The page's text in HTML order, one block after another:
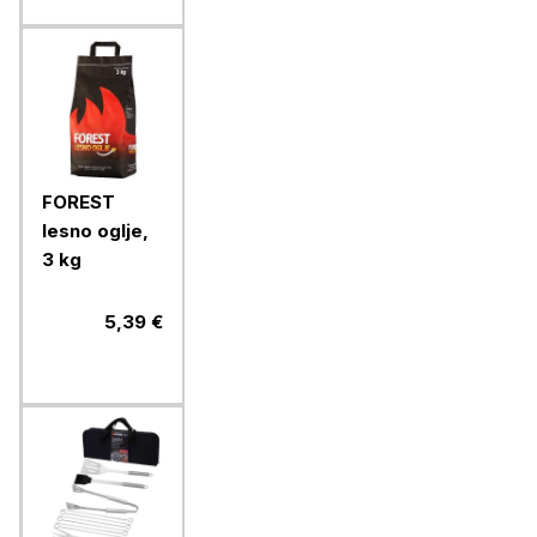
FOREST
lesno oglje,
3 kg
5,39 €